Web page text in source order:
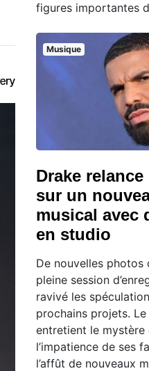
figures importantes
Musique
Drake
sur un
musical avec
en studio
De nouvelles photos
pleine session
ravivé les
prochains projets.
entretient le mystère
l’impatience de ses
l’affût de nouveaux